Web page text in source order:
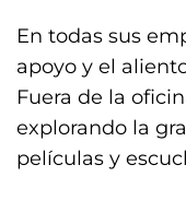
En todas sus
apoyo y el
Fuera de la
explorando la
películas y